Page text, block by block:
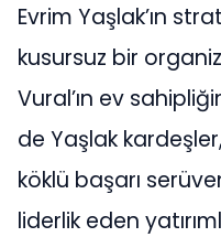
Evrim Yaşlak’ın
kusursuz bir
Vural’ın ev
de Yaşlak kardeşler,
köklü başarı
liderlik eden